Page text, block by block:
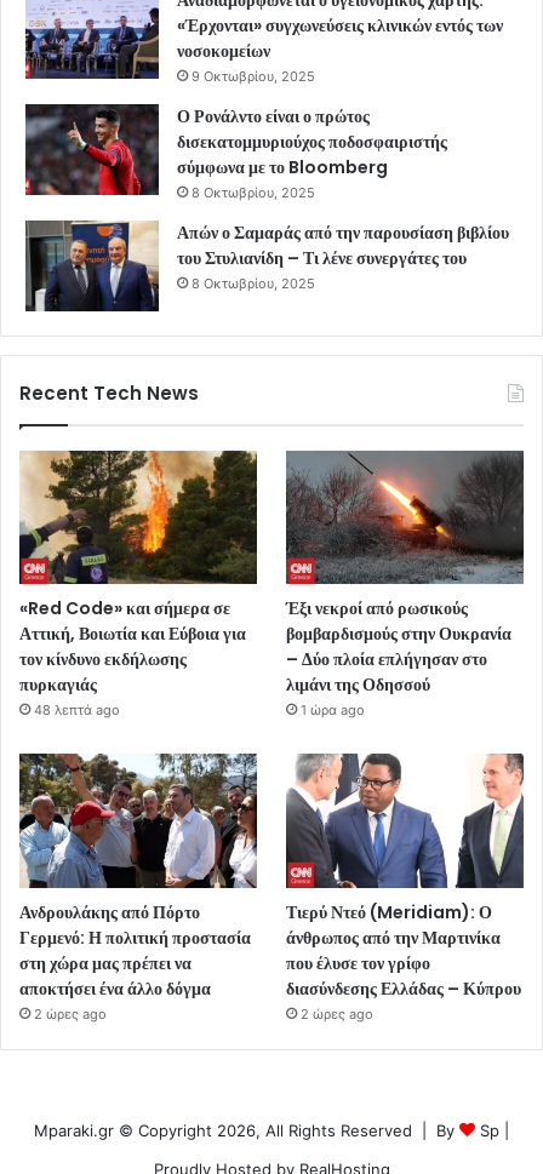
«Έρχονται» συγχωνεύσεις κλινικών εντός των
νοσοκομείων
9 Οκτωβρίου, 2025
Ο Ρονάλντο είναι ο πρώτος
δισεκατομμυριούχος ποδοσφαιριστής
σύμφωνα με το Bloomberg
8 Οκτωβρίου, 2025
Απών ο Σαμαράς από την παρουσίαση βιβλίου
του Στυλιανίδη – Τι λένε συνεργάτες του
8 Οκτωβρίου, 2025
Recent Tech News
«Red Code» και σήμερα σε
Αττική, Βοιωτία και Εύβοια για
τον κίνδυνο εκδήλωσης
πυρκαγιάς
48 λεπτά ago
Έξι νεκροί από ρωσικούς
βομβαρδισμούς στην Ουκρανία
– Δύο πλοία επλήγησαν στο
λιμάνι της Οδησσού
1 ώρα ago
Ανδρουλάκης από Πόρτο
Γερμενό: Η πολιτική προστασία
στη χώρα μας πρέπει να
αποκτήσει ένα άλλο δόγμα
2 ώρες ago
Τιερύ Ντεό (Meridiam): Ο
άνθρωπος από την Μαρτινίκα
που έλυσε τον γρίφο
διασύνδεσης Ελλάδας – Κύπρου
2 ώρες ago
Mparaki.gr © Copyright 2026, All Rights Reserved | By Sp
Proudly Hosted by RealHosting